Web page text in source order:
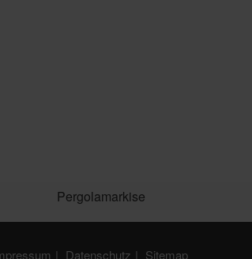
Pergolamarkise
Datenschutz Sitemap